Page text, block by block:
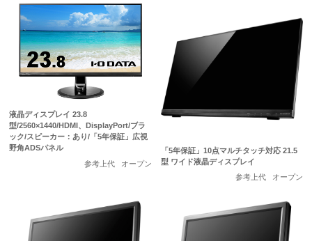
液晶ディスプレイ 23.8
型/2560×1440/HDMI、DisplayPort/ブラ
ック/スピーカー：あり/「5年保証」広視
野角ADSパネル
参考上代
オープン
「5年保証」10点マルチタッチ対応 21.5
型 ワイド液晶ディスプレイ
参考上代
オープン